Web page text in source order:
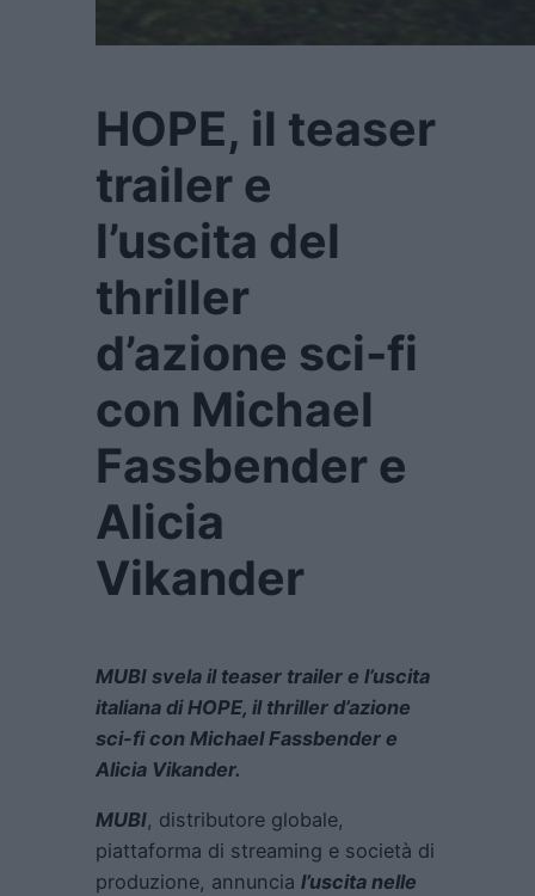
HOPE, il teaser
trailer e
l’uscita del
thriller
d’azione sci-fi
con Michael
Fassbender e
Alicia
Vikander
MUBI svela il teaser trailer e l’uscita
italiana di HOPE, il thriller d’azione
sci-fi con Michael Fassbender e
Alicia Vikander.
MUBI, distributore globale,
piattaforma di streaming e società di
produzione, annuncia l’uscita nelle